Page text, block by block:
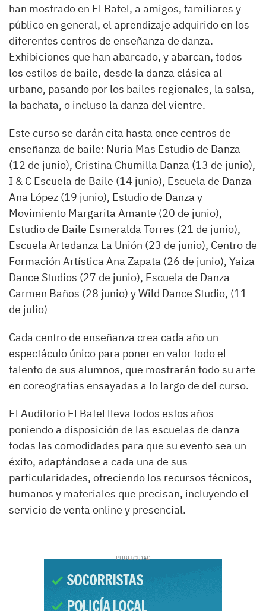
han mostrado en El Batel, a amigos, familiares y
público en general, el aprendizaje adquirido en los
diferentes centros de enseñanza de danza.
Exhibiciones que han abarcado, y abarcan, todos
los estilos de baile, desde la danza clásica al
urbano, pasando por los bailes regionales, la salsa,
la bachata, o incluso la danza del vientre.
Este curso se darán cita hasta once centros de
enseñanza de baile: Nuria Mas Estudio de Danza
(12 de junio), Cristina Chumilla Danza (13 de junio),
I & C Escuela de Baile (14 junio), Escuela de Danza
Ana López (19 junio), Estudio de Danza y
Movimiento Margarita Amante (20 de junio),
Estudio de Baile Esmeralda Torres (21 de junio),
Escuela Artedanza La Unión (23 de junio), Centro de
Formación Artística Ana Zapata (26 de junio), Yaiza
Dance Studios (27 de junio), Escuela de Danza
Carmen Baños (28 junio) y Wild Dance Studio, (11
de julio)
Cada centro de enseñanza crea cada año un
espectáculo único para poner en valor todo el
talento de sus alumnos, que mostrarán todo su arte
en coreografías ensayadas a lo largo de del curso.
El Auditorio El Batel lleva todos estos años
poniendo a disposición de las escuelas de danza
todas las comodidades para que su evento sea un
éxito, adaptándose a cada una de sus
particularidades, ofreciendo los recursos técnicos,
humanos y materiales que precisan, incluyendo el
servicio de venta online y presencial.